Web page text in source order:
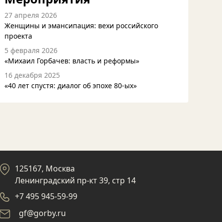
27 апреля 2026
Женщины и эмансипация: вехи российского
проекта
5 февраля 2026
«Михаил Горбачев: власть и реформы»
16 декабря 2025
«40 лет спустя: диалог об эпохе 80-ых»
125167, Москва
Ленинградский пр-кт 39, стр 14
+7 495 945-59-99
gf@gorby.ru